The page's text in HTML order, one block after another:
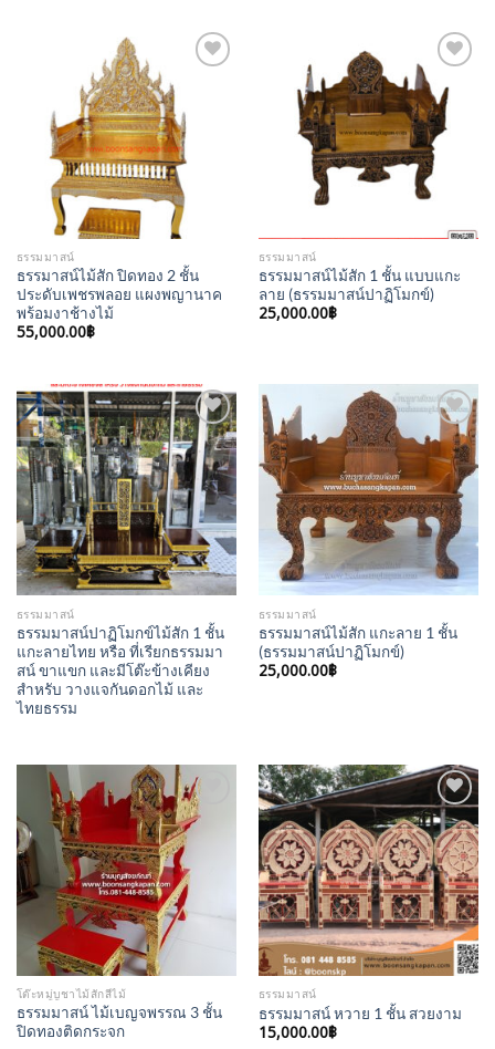
ธรรมมาสน์
ธรรมาสน์ไม้สัก ปิดทอง 2 ชั้น
ประดับเพชรพลอย แผงพญานาค
พร้อมงาช้างไม้
55,000.00฿
Add to
Wishlist
ธรรมมาสน์
ธรรมมาสน์ไม้สัก 1 ชั้น แบบแกะ
ลาย (ธรรมมาสน์ปาฏิโมกข์)
25,000.00฿
Add to
Wishlist
ธรรมมาสน์
ธรรมมาสน์ปาฏิโมกข์ไม้สัก 1 ชั้น
แกะลายไทย หรือ ที่เรียกธรรมมา
สน์ ขาแขก และมีโต๊ะข้างเคียง
สำหรับ วางแจกันดอกไม้ และ
ไทยธรรม
Add to
Wishlist
ธรรมมาสน์
ธรรมมาสน์ไม้สัก แกะลาย 1 ชั้น
(ธรรมมาสน์ปาฏิโมกข์)
25,000.00฿
Add to
Wishlist
โต๊ะหมู่บูชาไม้สักสีไม้
ธรรมมาสน์ ไม้เบญจพรรณ 3 ชั้น
ปิดทองติดกระจก
Add to
Wishlist
ธรรมมาสน์
ธรรมมาสน์ หวาย 1 ชั้น สวยงาม
15,000.00฿